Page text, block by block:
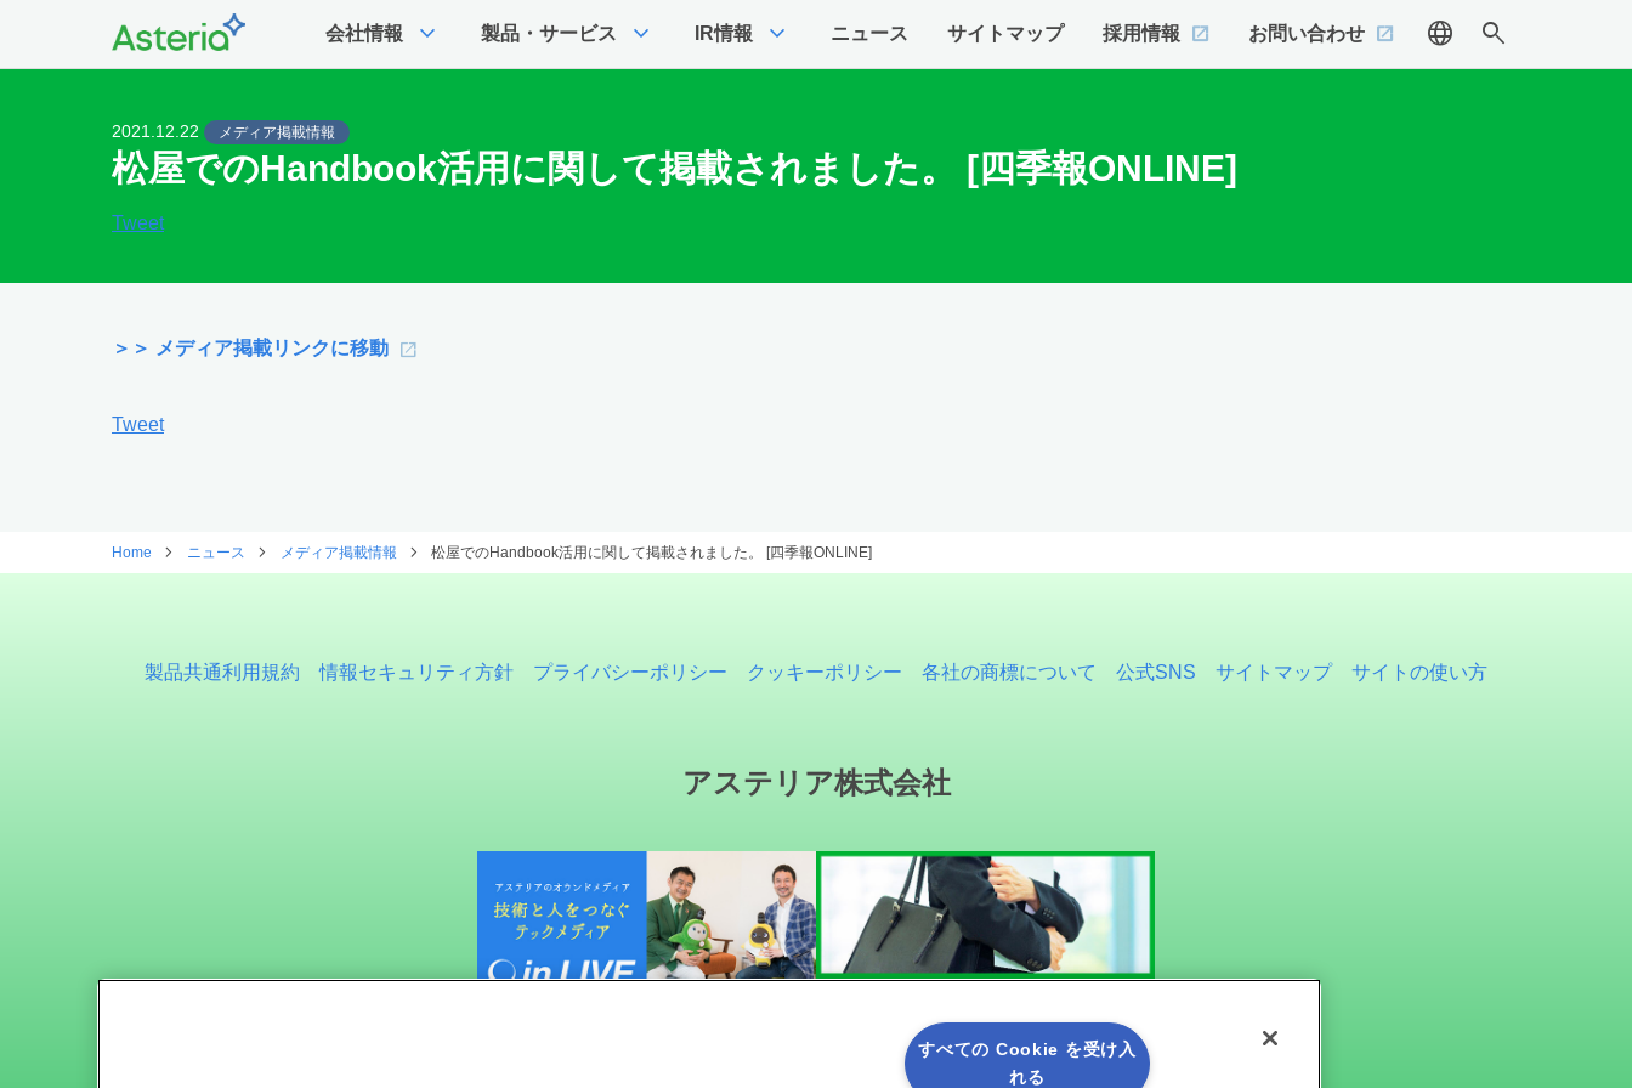
会社情報 expand_more 製品・サービス expand_more IR情報 expand_more ニュース サイトマップ 採用情報 お問い合わせ language search
2021.12.22 メディア掲載情報
松屋でのHandbook活用に関して掲載されました。 [四季報ONLINE]
Tweet
＞＞ メディア掲載リンクに移動
Tweet
Home ニュース メディア掲載情報 松屋でのHandbook活用に関して掲載されました。 [四季報ONLINE]
製品共通利用規約 情報セキュリティ方針 プライバシーポリシー クッキーポリシー 各社の商標について 公式SNS サイトマップ サイトの使い方
アステリア株式会社
すべての Cookie を受け入
れる